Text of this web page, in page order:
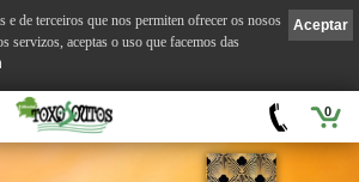
0
Aceptar
e de terceiros que nos permiten ofrecer os nosos
servizos, aceptas o uso que facemos das